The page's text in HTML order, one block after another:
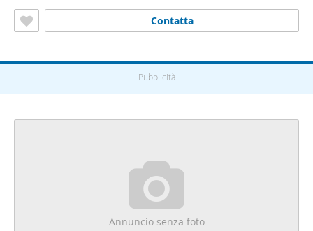
Contatta
Pubblicità
Annuncio senza foto